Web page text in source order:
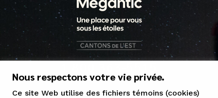
1 800 363-5515
tourisme@mrcgranit.qc.ca
Nous respectons votre vie privée.
Ce site Web utilise des fichiers témoins (cookies)